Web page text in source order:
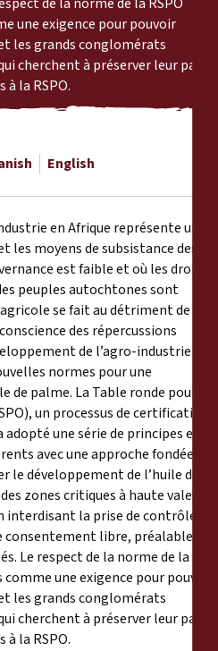
une exigence pour pouvoir
les grands conglomérats
cherchent à préserver leur part
la RSPO.
English
en Afrique représente une
les moyens de subsistance des
est faible et où les droits
peuples autochtones sont
se fait au détriment de la
des répercussions
de l’agro-industrie en
normes pour une
de palme. La Table ronde pour
un processus de certification
une série de principes et
avec une approche fondée sur
développement de l’huile de
zones critiques à haute valeur
interdisant la prise de contrôle
libre, préalable et
Le respect de la norme de la
une exigence pour pouvoir
les grands conglomérats
cherchent à préserver leur part
la RSPO.